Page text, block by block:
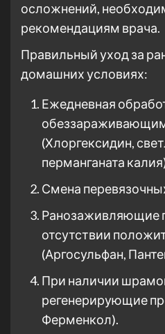
осложнений,
рекомендациям врача.
Правильный уход за
домашних условиях:
Ежедневная
(Хлоргексидин,
перманганата
Смена
Ранозаживляющие
отсутствии
(Аргосульфан,
При наличии
регенерирующие
Ферменкол).